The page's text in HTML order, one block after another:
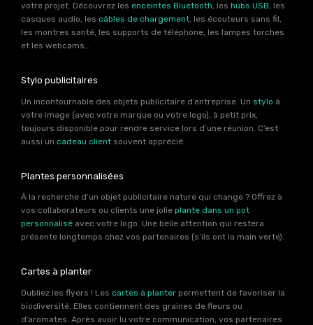
votre projet. Découvrez les enceintes Bluetooth, les hubs USB, les
casques audio, les câbles de chargement, les écouteurs sans fil,
les montres santé, les supports de téléphone, les lampes torches
et les webcams…
Stylo publicitaires
Un incontournable des objets publicitaire d’entreprise. Un stylo à
votre image (avec votre marque ou votre logo), à petit prix,
toujours disponible pour rendre service lors d’une réunion. C’est
aussi un cadeau client souvent apprécié.
Plantes personnalisées
À la recherche d’un objet publicitaire nature qui change ? Offrez à
vos collaborateurs ou clients une jolie plante dans un pot
personnalisé avec votre logo. Une belle attention qui restera
présente longtemps chez vos partenaires (s’ils ont la main verte).
Cartes à planter
Oubliez les flyers ! Les cartes à planter permettent de favoriser la
biodiversité. Elles contiennent des graines de fleurs ou
d’aromates. Après avoir lu votre communication, vos partenaires